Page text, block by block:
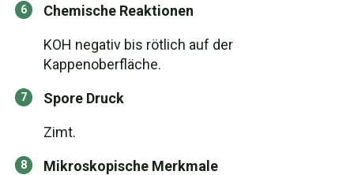
Chemische Reaktionen
KOH negativ bis rötlich auf der
Kappenoberfläche.
Spore Druck
Zimt.
Mikroskopische Merkmale